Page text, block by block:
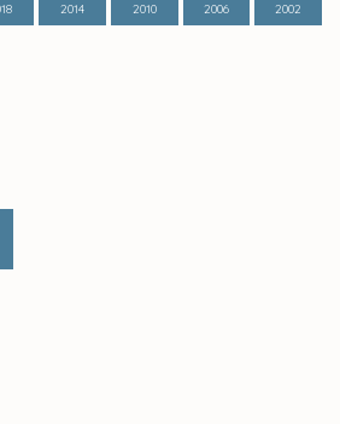
2014
2010
2006
2002